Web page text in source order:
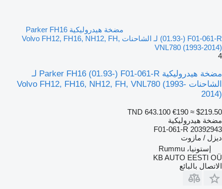
مضخة هيدروليكية Parker FH16
(01.93-) F01-061-R لـ الشاحنات Volvo FH12, FH16, NH12, FH,
VNL780 (1993-2014)
4
مضخة هيدروليكية Parker FH16 (01.93-) F01-061-R لـ
الشاحنات Volvo FH12, FH16, NH12, FH, VNL780 (1993-
2014)
TND 643.100 €190 ≈ $219.50
مضخة هيدروليكية
F01-061-R 20392943
ديزل / مازوت
إستونيا، Rummu
KB AUTO EESTI OÜ
الاتصال بالبائع